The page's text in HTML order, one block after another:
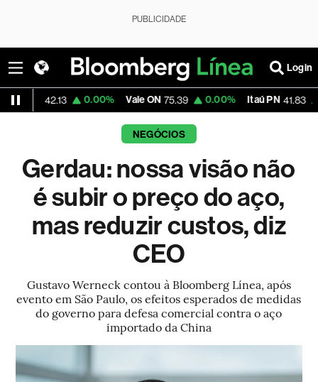
PUBLICIDADE
Login
0.00% Vale ON 75.39 0.00% Itaú PN 41.83 0.00%
NEGÓCIOS
Gerdau: nossa visão não
é subir o preço do aço,
mas reduzir custos, diz
CEO
Gustavo Werneck contou à Bloomberg Línea, após
evento em São Paulo, os efeitos esperados de medidas
do governo para defesa comercial contra o aço
importado da China